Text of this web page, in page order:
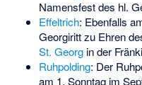
Namensfest des hl.
Effeltrich: Ebenfalls
Georgiritt zu Ehren
St. Georgin der
Ruhpolding: Der
am 1. Sonntag im